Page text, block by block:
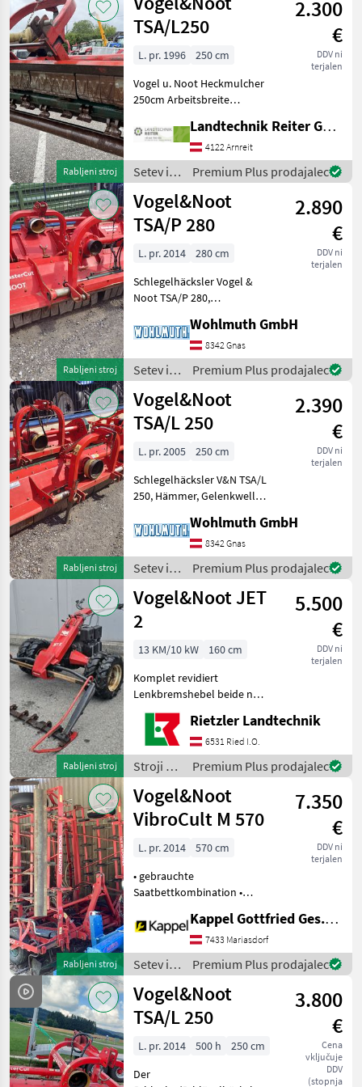
Vogel&Noot
Rabljeni stroj
TSA/L250
2.300
€
DDV ni
terjalen
L. pr. 1996
250 cm
Vogel u. Noot Heckmulcher
250cm Arbeitsbreite
Seitenverstellung
Gelenkwelle Nachlaufwalze
Antrieb über Riemen valji,
stranski drsniki, podporni
valj S
Landtechnik Reiter GmbH.
4122 Arnreit
Setev in
nega /
Vogel&Noot
Premium Plus prodajalec
Rabljeni stroj
Vogel&Noot
TSA/P 280
2.890
€
DDV ni
terjalen
L. pr. 2014
280 cm
Schlegelhäcksler Vogel &
Noot TSA/P 280,
Hämmer, Gelenkwelle; Tip
Schlegel: Kladivo za udarce,
Stranski premik: Hidravlični,
Zadnji goseniča
Wohlmuth GmbH
8342 Gnas
Setev in
nega /
Vogel&Noot
Premium Plus prodajalec
Rabljeni stroj
Vogel&Noot
TSA/L 250
2.390
€
DDV ni
terjalen
L. pr. 2005
250 cm
Schlegelhäcksler V&N TSA/L
250, Hämmer, Gelenkwelle,
Schlegel: Kladivo za udarce,
Stranski premik: Hidravlični,
Zadnji goseničarski valj Sete
Wohlmuth GmbH
8342 Gnas
Setev in
nega /
Vogel&Noot
Premium Plus prodajalec
Rabljeni stroj
Vogel&Noot JET
2
5.500
€
DDV ni
terjalen
13 KM/10 kW
160 cm
Komplet revidiert
Lenkbremshebel beide neu
Bremszlinder einer neu Gas
und Griffe neu
Motorölservice frisch
gemacht Luftfilter neu
160cm
Doppelmesserbalken 4
Rietzler Landtechnik
6531 Ried I.O.
Stroji z
motorji /
Vogel&Noot
Premium Plus prodajalec
Rabljeni stroj
Vogel&Noot
VibroCult M 570
7.350
€
DDV ni
terjalen
L. pr. 2014
570 cm
• gebrauchte
Saatbettkombination •
hydraulische Klappung • 3-
Punkt-Anbau •
Planierschiene mechanisch
verstellbar Setev in nega
Setvena ko
Kappel Gottfried Ges.m.b.H.
7433 Mariasdorf
Setev in
nega /
Vogel&Noot
Premium Plus prodajalec
Vogel&Noot
TSA/L 250
3.800
€
Cena
vključuje
DDV
(stopnja
L. pr. 2014 500 h
250 cm
Der